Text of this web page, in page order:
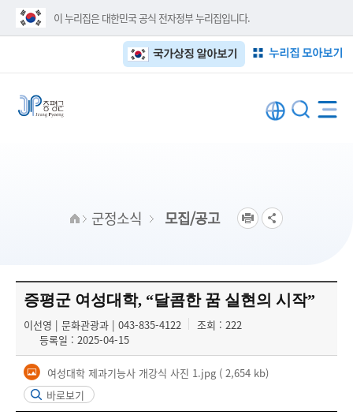
이 누리집은 대한민국 공식 전자정부 누리집입니다.
누리집 모아보기
국가상징 알아보기
군정소식 모집/공고
증평군 여성대학, “달콤한 꿈 실현의 시작”
이선영 | 문화관광과 | 043-835-4122
조회 : 222
등록일 : 2025-04-15
여성대학 제과기능사 개강식 사진 1.jpg ( 2,654 kb)
바로보기